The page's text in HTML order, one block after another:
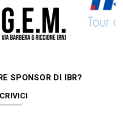
SPONSOR DI IBR?